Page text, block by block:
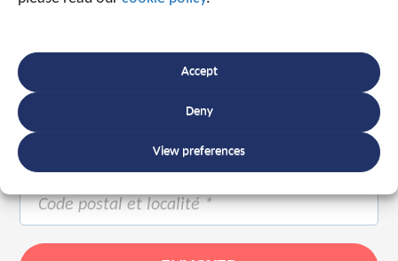
Accept
Deny
View preferences